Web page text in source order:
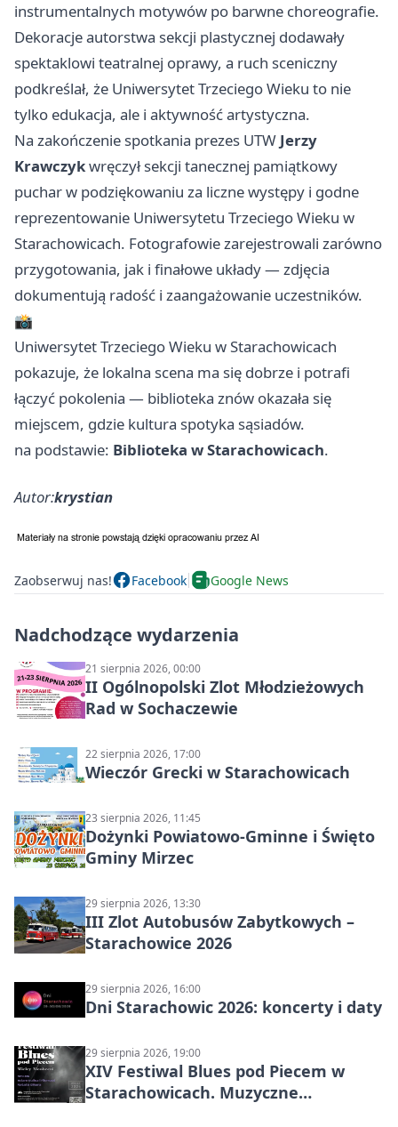
instrumentalnych motywów po barwne choreografie.
Dekoracje autorstwa sekcji plastycznej dodawały
spektaklowi teatralnej oprawy, a ruch sceniczny
podkreślał, że Uniwersytet Trzeciego Wieku to nie
tylko edukacja, ale i aktywność artystyczna.
Na zakończenie spotkania prezes UTW Jerzy
Krawczykwręczył sekcji tanecznej pamiątkowy
puchar w podziękowaniu za liczne występy i godne
reprezentowanie Uniwersytetu Trzeciego Wieku w
Starachowicach. Fotografowie zarejestrowali zarówno
przygotowania, jak i finałowe układy — zdjęcia
dokumentują radość i zaangażowanie uczestników.
📸
Uniwersytet Trzeciego Wieku w Starachowicach
pokazuje, że lokalna scena ma się dobrze i potrafi
łączyć pokolenia — biblioteka znów okazała się
miejscem, gdzie kultura spotyka sąsiadów.
na podstawie: Biblioteka w Starachowicach.
Autor:krystian
Zaobserwuj nas! Facebook Google News
Nadchodzące wydarzenia
21 sierpnia 2026, 00:00
II Ogólnopolski Zlot Młodzieżowych
Rad w Sochaczewie
22 sierpnia 2026, 17:00
Wieczór Grecki w Starachowicach
23 sierpnia 2026, 11:45
Dożynki Powiatowo-Gminne i Święto
Gminy Mirzec
29 sierpnia 2026, 13:30
III Zlot Autobusów Zabytkowych –
Starachowice 2026
29 sierpnia 2026, 16:00
Dni Starachowic 2026: koncerty i daty
29 sierpnia 2026, 19:00
XIV Festiwal Blues pod Piecem w
Starachowicach. Muzyczne